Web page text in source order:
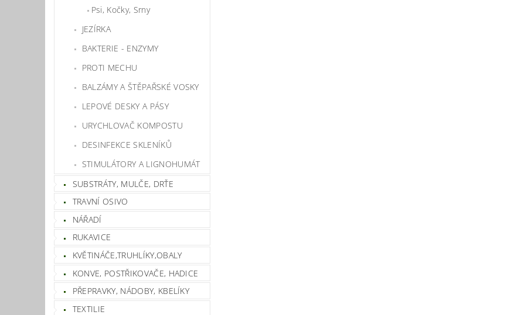
Psi, Kočky, Srny
JEZÍRKA
BAKTERIE - ENZYMY
PROTI MECHU
BALZÁMY A ŠTĚPAŘSKÉ VOSKY
LEPOVÉ DESKY A PÁSY
URYCHLOVAČ KOMPOSTU
DESINFEKCE SKLENÍKŮ
STIMULÁTORY A LIGNOHUMÁT
SUBSTRÁTY, MULČE, DRŤE
TRAVNÍ OSIVO
NÁŘADÍ
RUKAVICE
KVĚTINÁČE,TRUHLÍKY,OBALY
KONVE, POSTŘIKOVAČE, HADICE
PŘEPRAVKY, NÁDOBY, KBELÍKY
TEXTILIE